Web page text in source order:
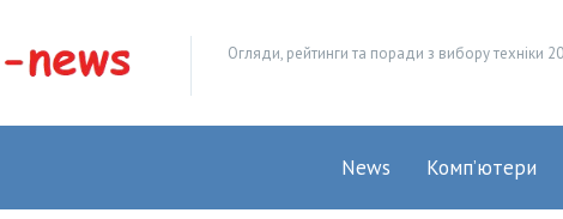
Огляди, рейтинги та поради з вибору техніки
News Комп’ютери